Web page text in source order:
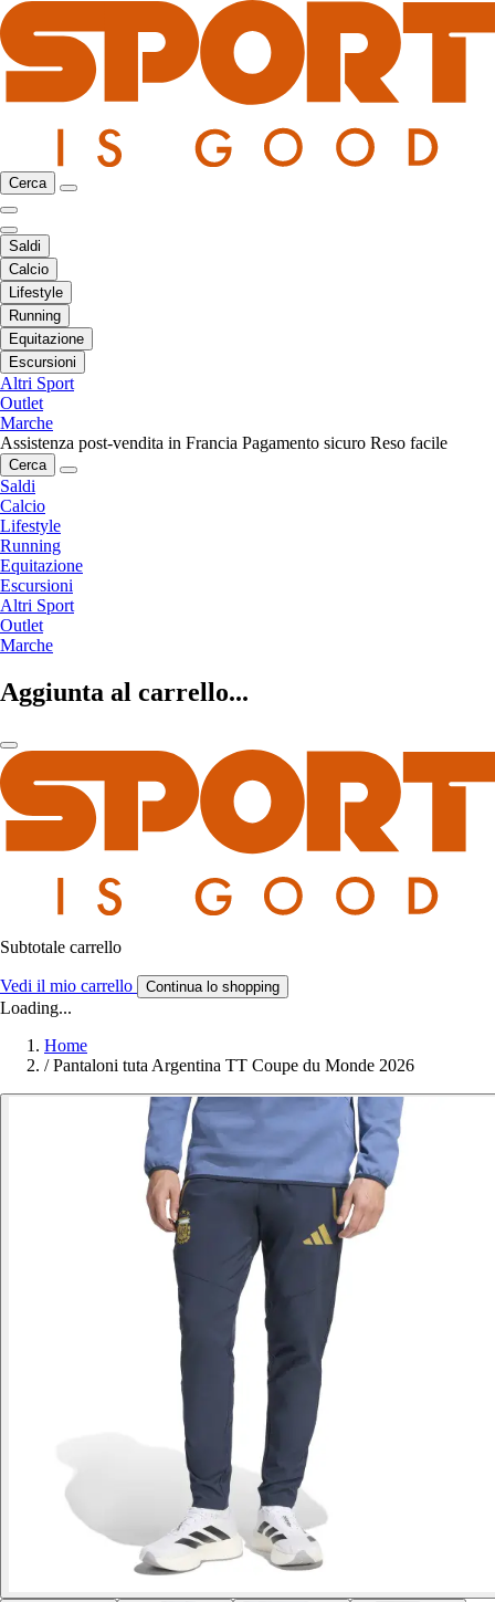
Cerca
Saldi
Calcio
Lifestyle
Running
Equitazione
Escursioni
Altri Sport
Outlet
Marche
Assistenza post-vendita in Francia Pagamento sicuro Reso facile
Cerca
Saldi
Calcio
Lifestyle
Running
Equitazione
Escursioni
Altri Sport
Outlet
Marche
Aggiunta al carrello...
Subtotale carrello
Vedi il mio carrello Continua lo shopping
Loading...
Home
/ Pantaloni tuta Argentina TT Coupe du Monde 2026